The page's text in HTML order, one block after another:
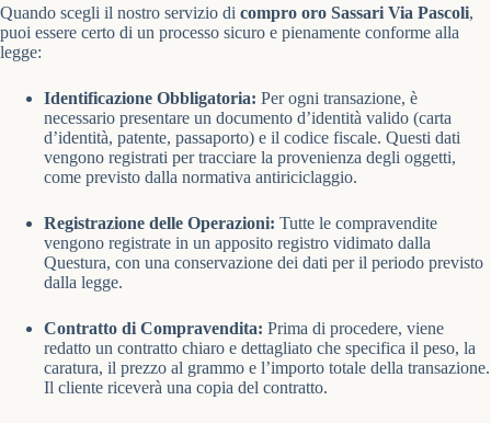
Quando scegli il nostro servizio di compro oro Sassari Via Pascoli,
puoi essere certo di un processo sicuro e pienamente conforme alla
legge:
Identificazione Obbligatoria: Per ogni transazione, è
necessario presentare un documento d’identità valido (carta
d’identità, patente, passaporto) e il codice fiscale. Questi dati
vengono registrati per tracciare la provenienza degli oggetti,
come previsto dalla normativa antiriciclaggio.
Registrazione delle Operazioni: Tutte le compravendite
vengono registrate in un apposito registro vidimato dalla
Questura, con una conservazione dei dati per il periodo previsto
dalla legge.
Contratto di Compravendita: Prima di procedere, viene
redatto un contratto chiaro e dettagliato che specifica il peso, la
caratura, il prezzo al grammo e l’importo totale della transazione.
Il cliente riceverà una copia del contratto.